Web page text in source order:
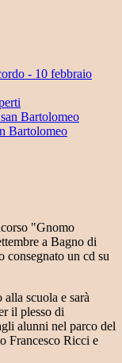
- 10 febbraio
Bartolomeo
Bartolomeo
"Gnomo
a Bagno di
consegnato un cd su
scuola e sarà
il plesso di
alunni nel parco del
Francesco Ricci e